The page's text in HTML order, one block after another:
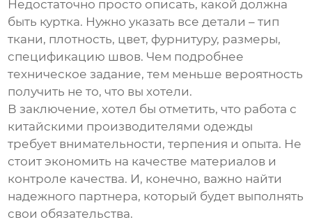
Недостаточно просто описать, какой должна
быть куртка. Нужно указать все детали – тип
ткани, плотность, цвет, фурнитуру, размеры,
спецификацию швов. Чем подробнее
техническое задание, тем меньше вероятность
получить не то, что вы хотели.
В заключение, хотел бы отметить, что работа с
китайскими производителями одежды
требует внимательности, терпения и опыта. Не
стоит экономить на качестве материалов и
контроле качества. И, конечно, важно найти
надежного партнера, который будет выполнять
свои обязательства.